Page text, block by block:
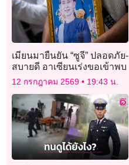
เมียนมายืนยัน “ซูจี” ปลอดภัย-
สบายดี อาเซียนเร่งขอเข้าพบ
12 กรกฎาคม 2569 19:43 น.